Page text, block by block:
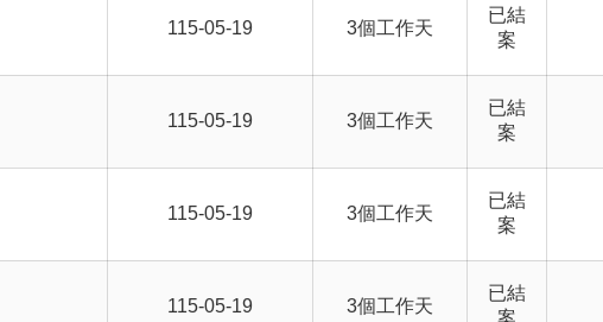
115-05-19 3個工作天
已結
案
115-05-19 3個工作天
已結
案
115-05-19 3個工作天
已結
案
115-05-19 3個工作天
已結
案